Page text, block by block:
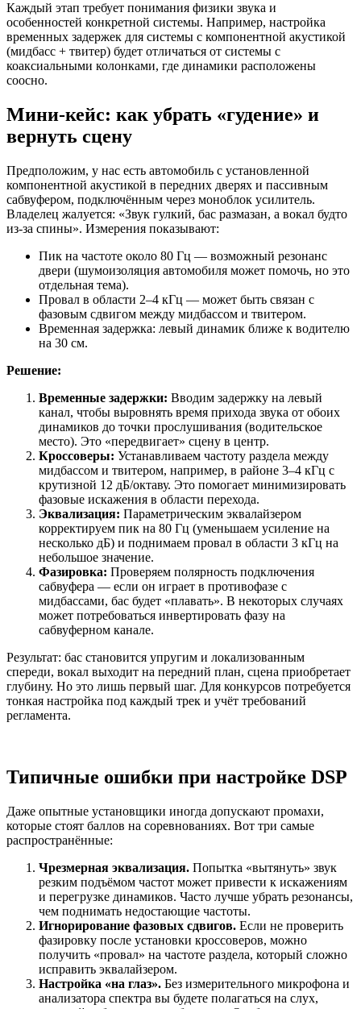
Каждый этап требует понимания физики звука и
особенностей конкретной системы. Например, настройка
временных задержек для системы с компонентной акустикой
(мидбасс + твитер) будет отличаться от системы с
коаксиальными колонками, где динамики расположены
соосно.
Мини-кейс: как убрать «гудение» и
вернуть сцену
Предположим, у нас есть автомобиль с установленной
компонентной акустикой в передних дверях и пассивным
сабвуфером, подключённым через моноблок усилитель.
Владелец жалуется: «Звук гулкий, бас размазан, а вокал будто
из-за спины». Измерения показывают:
Пик на частоте около 80 Гц — возможный резонанс
двери (шумоизоляция автомобиля может помочь, но это
отдельная тема).
Провал в области 2–4 кГц — может быть связан с
фазовым сдвигом между мидбассом и твитером.
Временная задержка: левый динамик ближе к водителю
на 30 см.
Решение:
Временные задержки: Вводим задержку на левый
канал, чтобы выровнять время прихода звука от обоих
динамиков до точки прослушивания (водительское
место). Это «передвигает» сцену в центр.
Кроссоверы: Устанавливаем частоту раздела между
мидбассом и твитером, например, в районе 3–4 кГц с
крутизной 12 дБ/октаву. Это помогает минимизировать
фазовые искажения в области перехода.
Эквализация: Параметрическим эквалайзером
корректируем пик на 80 Гц (уменьшаем усиление на
несколько дБ) и поднимаем провал в области 3 кГц на
небольшое значение.
Фазировка: Проверяем полярность подключения
сабвуфера — если он играет в противофазе с
мидбассами, бас будет «плавать». В некоторых случаях
может потребоваться инвертировать фазу на
сабвуферном канале.
Результат: бас становится упругим и локализованным
спереди, вокал выходит на передний план, сцена приобретает
глубину. Но это лишь первый шаг. Для конкурсов потребуется
тонкая настройка под каждый трек и учёт требований
регламента.
Типичные ошибки при настройке DSP
Даже опытные установщики иногда допускают промахи,
которые стоят баллов на соревнованиях. Вот три самые
распространённые:
Чрезмерная эквализация. Попытка «вытянуть» звук
резким подъёмом частот может привести к искажениям
и перегрузке динамиков. Часто лучше убрать резонансы,
чем поднимать недостающие частоты.
Игнорирование фазовых сдвигов. Если не проверить
фазировку после установки кроссоверов, можно
получить «провал» на частоте раздела, который сложно
исправить эквалайзером.
Настройка «на глаз». Без измерительного микрофона и
анализатора спектра вы будете полагаться на слух,